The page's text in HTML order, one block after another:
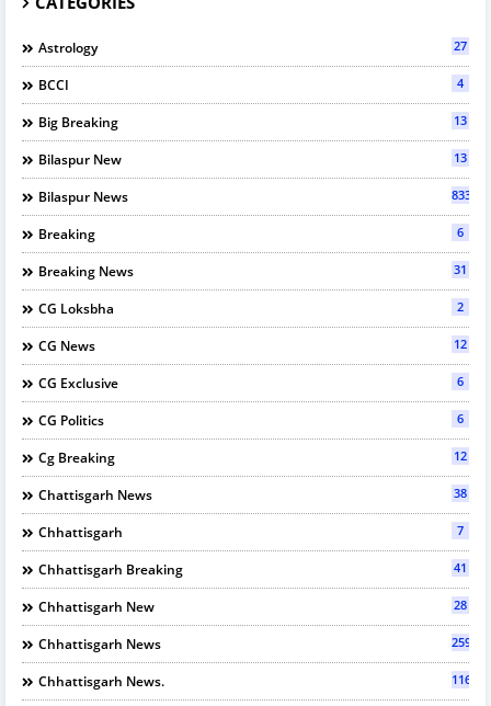
Astrology 27
BCCI 4
Big Breaking 13
Bilaspur New 13
Bilaspur News 833
Breaking 6
Breaking News 31
CG Loksbha 2
CG News 12
CG Exclusive 6
CG Politics 6
Cg Breaking 12
Chattisgarh News 38
Chhattisgarh 7
Chhattisgarh Breaking 41
Chhattisgarh New 28
Chhattisgarh News 2595
Chhattisgarh News. 116